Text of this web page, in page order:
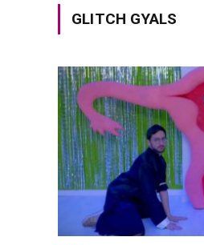
GLITCH GYALS